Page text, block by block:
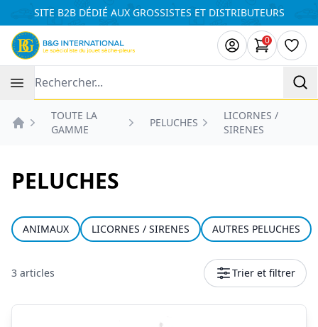
SITE B2B DÉDIÉ AUX GROSSISTES ET DISTRIBUTEURS
0
articles
TOUTE LA
GAMME
PELUCHES
LICORNES /
SIRENES
PELUCHES
ANIMAUX LICORNES / SIRENES AUTRES PELUCHES
3 articles Trier et filtrer
Produits
Panneau de gestion des cookies